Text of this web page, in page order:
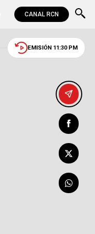
CANAL RCN
EMISIÓN 11:30 PM